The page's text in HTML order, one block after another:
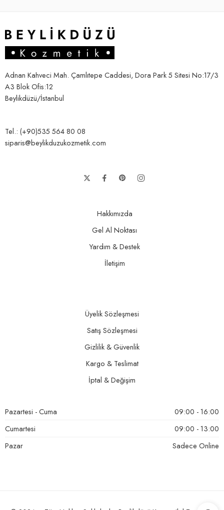
Adnan Kahveci Mah. Çamlıtepe Caddesi, Dora Park 5 Sitesi No:17/3
A3 Blok Ofis:12
Beylikdüzü/İstanbul
Tel.: (+90)535 564 80 08
siparis@beylikduzukozmetik.com
Hakkımızda
Gel Al Noktası
Yardım & Destek
İletişim
Üyelik Sözleşmesi
Satış Sözleşmesi
Gizlilik & Güvenlik
Kargo & Teslimat
İptal & Değişim
Pazartesi - Cuma
09:00 - 16:00
Cumartesi
09:00 - 13:00
Pazar
Sadece Online